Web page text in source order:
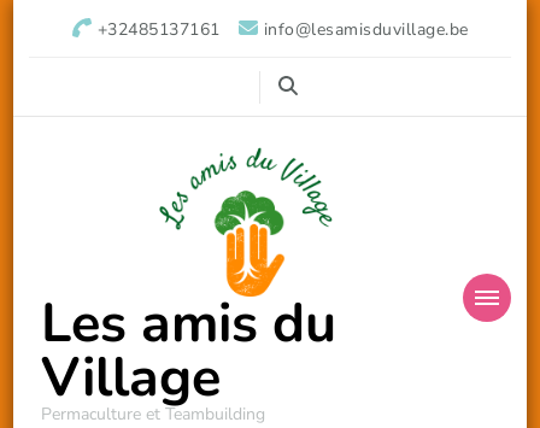
+32485137161 info@lesamisduvillage.be
Les amis du
Village
Permaculture et Teambuilding